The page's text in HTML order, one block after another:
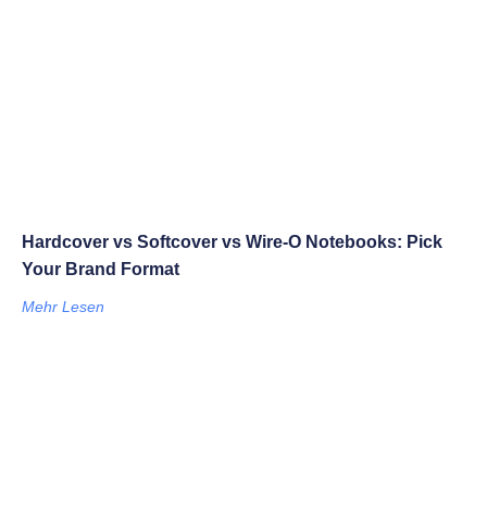
Hardcover vs Softcover vs Wire-O Notebooks: Pick
Your Brand Format
Mehr Lesen